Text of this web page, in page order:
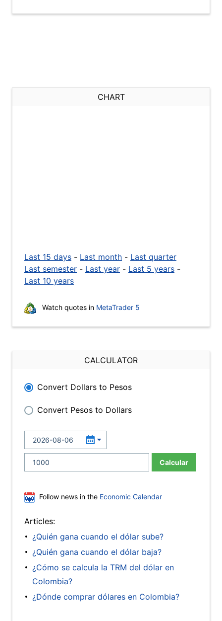
CHART
Last 15 days - Last month - Last quarter
Last semester - Last year - Last 5 years -
Last 10 years
Watch quotes in MetaTrader 5
CALCULATOR
Convert Dollars to Pesos
Convert Pesos to Dollars
Calcular
Follow news in the Economic Calendar
Articles:
¿Quién gana cuando el dólar sube?
¿Quién gana cuando el dólar baja?
¿Cómo se calcula la TRM del dólar en
Colombia?
¿Dónde comprar dólares en Colombia?